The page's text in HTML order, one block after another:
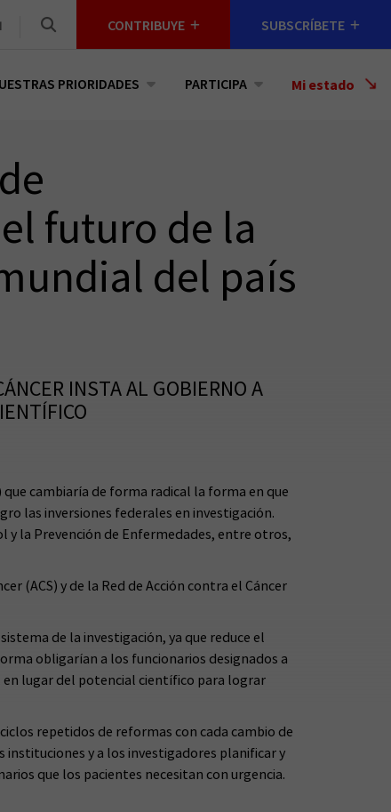
CONTRIBUYE SUBSCRÍBETE
PRIORIDADES PARTICIPA Mi estado
Select
futuro de la
del país
INSTA AL GOBIERNO A
que cambiaría de forma radical la forma en que
las inversiones federales en investigación.
y la Prevención de Enfermedades, entre otros,
(ACS) y de la Red de Acción contra el Cáncer
de la investigación, ya que reduce el
obligarían a los funcionarios designados a
en lugar del potencial científico para lograr
repetidos de reformas con cada cambio de
y a los investigadores planificar y
que los pacientes necesitan con urgencia.